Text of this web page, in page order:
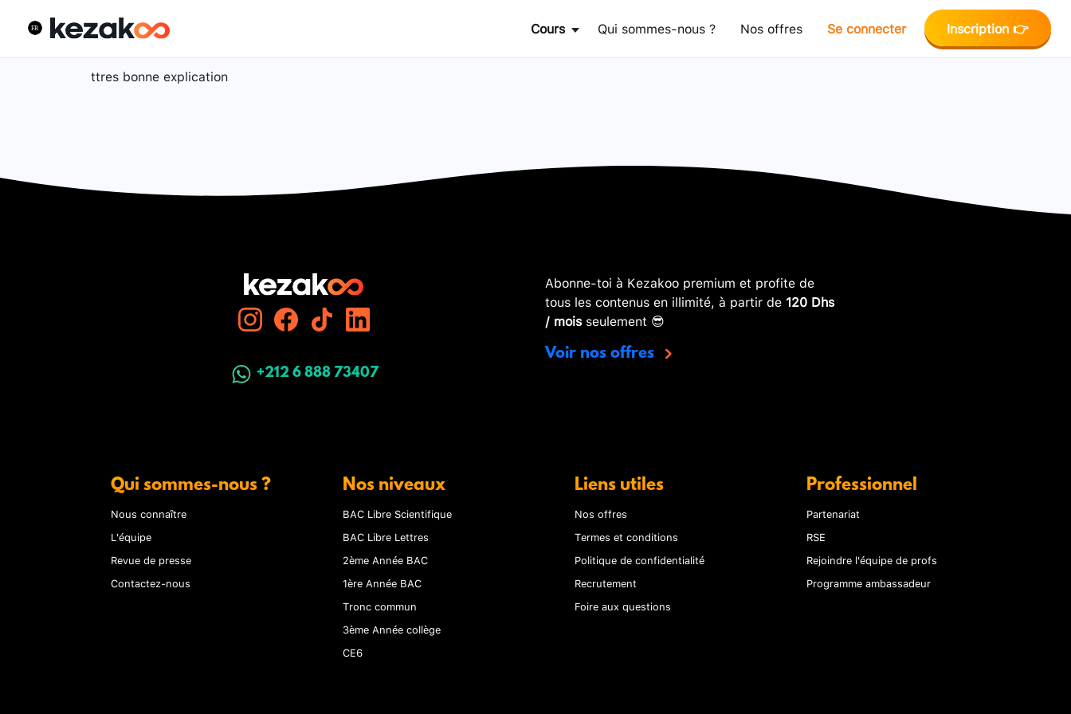
Cours Qui sommes-nous ? Nos offres Se connecter Inscription 👉
ttres bonne explication
+212 6 888 73407
Abonne-toi à Kezakoo premium et profite de
tous les contenus en illimité, à partir de 120 Dhs
/ moisseulement 😎
Voir nos offres
Qui sommes-nous ?
Nous connaître
L'équipe
Revue de presse
Contactez-nous
Nos niveaux
BAC Libre Scientifique
BAC Libre Lettres
2ème Année BAC
1ère Année BAC
Tronc commun
3ème Année collège
CE6
Liens utiles
Nos offres
Termes et conditions
Politique de confidentialité
Recrutement
Foire aux questions
Professionnel
Partenariat
RSE
Rejoindre l'équipe de profs
Programme ambassadeur